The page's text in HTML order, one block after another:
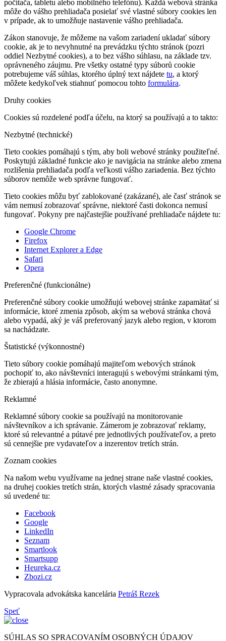
počítača, tabletu alebo mobilného telefónu). Každá webová stránka
môže do vášho prehliadača posielať své vlastné súbory cookies len
v prípade, ak to umožňuje nastavenie vášho prehliadača.
Zákon stanovuje, že môžeme na vašom zariadení ukladať súbory
cookie, ak je to nevyhnutné na prevádzku týchto stránok (pozri
oddiel Nezbytné cookies), a to bez vášho súhlasu, na základe tzv.
oprávneného záujmu. Pre všetky ostatné typy súborů cookie
potrebujeme váš súhlas, ktorého úplný text nájdete tu, a ktorý
môžete kedykoľvek stiahnuť pomocou tohto formulára.
Druhy cookies
Cookies sú rozdelené podľa účelu, na ktorý sa používajú a to takto:
Nezbytné (technické)
Tieto cookies pomáhajú s tým, aby boli webové stránky použiteľné.
Poskytujú základné funkcie ako je navigácia na stránke alebo zmena
rozlišenia prehliadača podľa veľkosti vášho zariadenia. Bez týchto
súborov nemôže web správne fungovať.
Tieto cookies môžu byť zablokované (zakázané), ale časť stránok se
vám nemusí zobrazovať správne, niektoré časti dokonca nemusí
fungovať. Pokyny pre najčastejšie používané prehliadače nájdete tu:
Google Chrome
Firefox
Internet Explorer a Edge
Safari
Opera
Preferenčné (funkcionálne)
Preferenčné súbory cookie umožňujú webovej stránke zapamätať si
informácie, ktoré zmenia zpôsob, akým sa webová stránka chová
alebo vypadá, aký je váš preferovaný jazyk alebo region, v ktorom
sa nachádzate.
Štatistické (výkonnostné)
Tieto súbory cookie pomáhajú majiteľom webových stránok
pochopiť to, ako návštevníci interagujú s webovými stránkami tým,
že zbierajú a hlásia informácie, často anonymne.
Reklamné
Reklamné súbory cookie sa používajú na monitorovanie
návštevníkov a ich správanie. Zámerom je zobrazovať reklamy,
ktoré sú relevantné a pútavé pre jednotlivých používateľov, a preto
sú cennejšie pre vydavateľov a inzerentov tretích strán.
Zoznam cookies
Na našom webu využívame na jednej strane naše vlastné cookies,
na druhej cookies tretích strán, ktorých vlastné zásady spracovania
sú uvedené tu:
Facebook
Google
LinkedIn
Seznam
Smartlook
Smartsupp
Heureka.cz
Zbozi.cz
Vypracovala advokátska kancelária Petráš Rezek
Speť
SÚHLAS SO SPRACOVANÍM OSOBNÝCH ÚDAJOV